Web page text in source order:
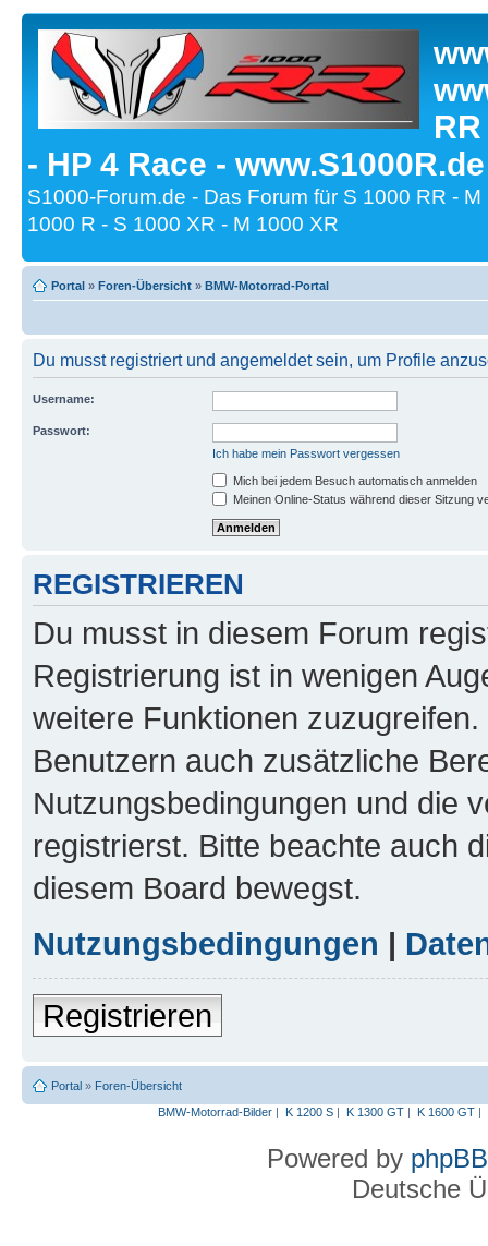
- HP 4 Race -
S1000-Forum.de - Das Forum für S 1000 RR -
1000 R - S 1000 XR - M 1000 XR
Portal » Foren-Übersicht » BMW-Motorrad-Portal
Du musst registriert und angemeldet sein, um Profile
Username:
Passwort:
Ich habe mein Passwort vergessen
Mich bei jedem Besuch automatisch anmelden
Meinen Online-Status während dieser Sitzung
REGISTRIEREN
Du musst in diesem Forum
Registrierung ist in wenigen
weitere Funktionen
Benutzern auch zusätzliche
Nutzungsbedingungen und die
registrierst. Bitte beachte auch
diesem Board bewegst.
Nutzungsbedingungen |
Registrieren
Portal » Foren-Übersicht
BMW-Motorrad-Bilder| K 1200 S| K 1300 GT| K 1600 GT|
Powered by phpBB
Deutsche